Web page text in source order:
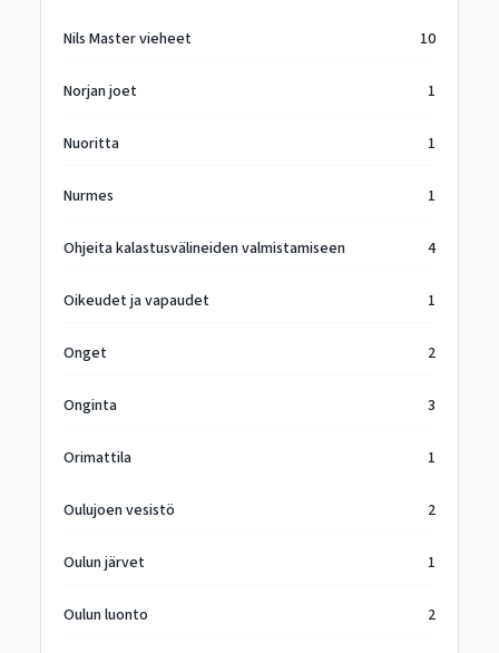
Nils Master vieheet 10
Norjan joet 1
Nuoritta 1
Nurmes 1
Ohjeita kalastusvälineiden valmistamiseen 4
Oikeudet ja vapaudet 1
Onget 2
Onginta 3
Orimattila 1
Oulujoen vesistö 2
Oulun järvet 1
Oulun luonto 2